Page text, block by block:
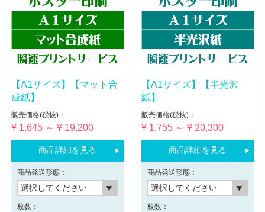
【A1サイズ】【マット合
成紙】
販売価格(税抜)：
¥ 1,645 ～ ¥ 19,200
商品詳細を見る
商品発送形態：
枚数：
【A1サイズ】【半光沢
紙】
販売価格(税抜)：
¥ 1,755 ～ ¥ 20,300
商品詳細を見る
商品発送形態：
枚数：